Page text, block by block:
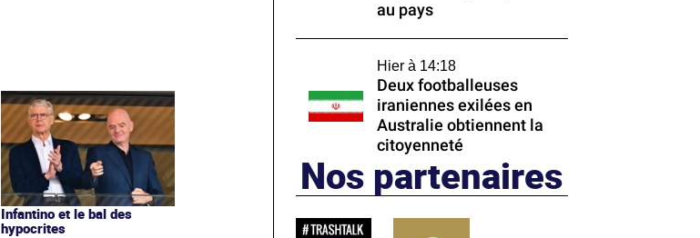
Infantino et le bal des
hypocrites
au pays
Hier à 14:18
Deux footballeuses
iraniennes exilées en
Australie obtiennent la
citoyenneté
Nos partenaires